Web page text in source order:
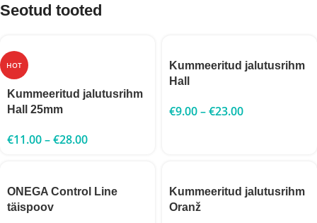
Seotud tooted
HOT
Kummeeritud jalutusrihm
Hall 25mm
€11.00–€28.00
Kummeeritud jalutusrihm
Hall
€9.00–€23.00
ONEGA Control Line
täispoov
Kummeeritud jalutusrihm
Oranž